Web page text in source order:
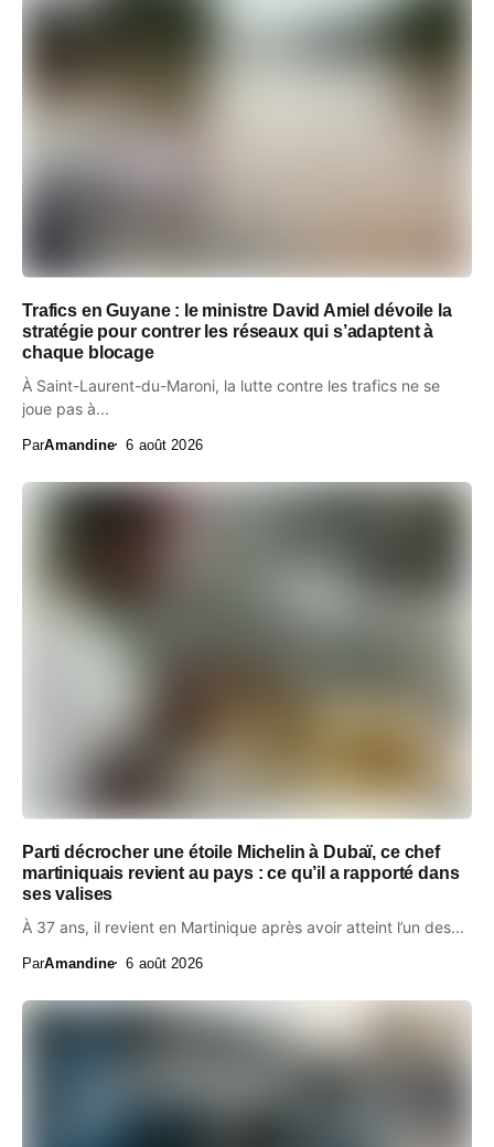
Trafics en Guyane : le ministre David Amiel dévoile la
stratégie pour contrer les réseaux qui s’adaptent à
chaque blocage
À Saint-Laurent-du-Maroni, la lutte contre les trafics ne se
joue pas à...
ParAmandine 6 août 2026
Parti décrocher une étoile Michelin à Dubaï, ce chef
martiniquais revient au pays : ce qu’il a rapporté dans
ses valises
À 37 ans, il revient en Martinique après avoir atteint l’un des...
ParAmandine 6 août 2026